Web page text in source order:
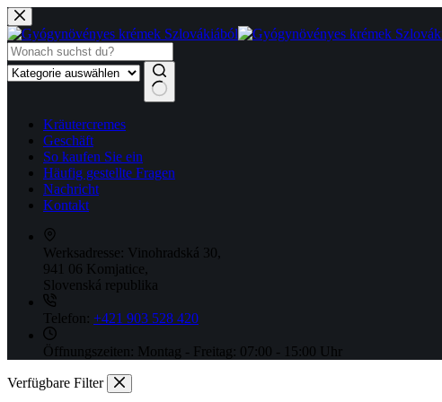
Zum
Inhalt
springen
ErgebnisseKräutercremes
Geschäft
So kaufen Sie ein
Häufig gestellte Fragen
Nachricht
Kontakt
Werksadresse: Vinohradská 30,
941 06 Komjatice,
Slovenská republika
Telefon: +421 903 528 420
Öffnungszeiten: Montag - Freitag: 07:00 - 15:00 Uhr
Verfügbare Filter